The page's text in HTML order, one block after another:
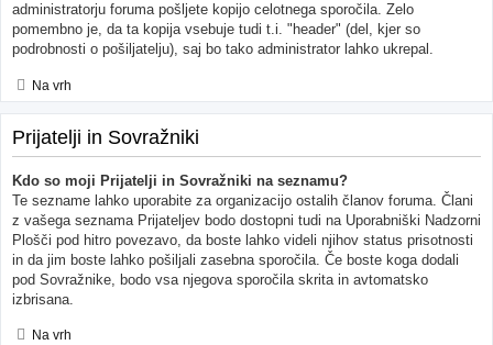
administratorju foruma pošljete kopijo celotnega sporočila. Zelo
pomembno je, da ta kopija vsebuje tudi t.i. "header" (del, kjer so
podrobnosti o pošiljatelju), saj bo tako administrator lahko ukrepal.
Na vrh
Prijatelji in Sovražniki
Kdo so moji Prijatelji in Sovražniki na seznamu?
Te sezname lahko uporabite za organizacijo ostalih članov foruma. Člani
z vašega seznama Prijateljev bodo dostopni tudi na Uporabniški Nadzorni
Plošči pod hitro povezavo, da boste lahko videli njihov status prisotnosti
in da jim boste lahko pošiljali zasebna sporočila. Če boste koga dodali
pod Sovražnike, bodo vsa njegova sporočila skrita in avtomatsko
izbrisana.
Na vrh